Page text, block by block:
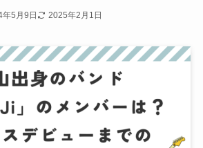
年5月9日 2025年2月1日